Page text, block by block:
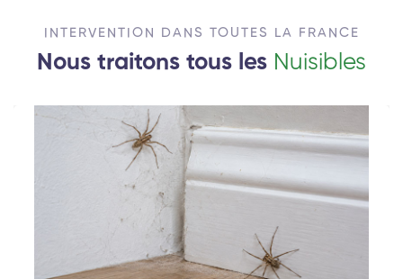
INTERVENTION DANS TOUTES LA FRANCE
Nous traitons tous les Nuisibles